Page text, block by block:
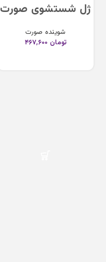
ژل شستشوی صورت
پوست های خشک و
Face wash Gel For
شوینده صورت
۴۶۷,۶۰۰ تومان